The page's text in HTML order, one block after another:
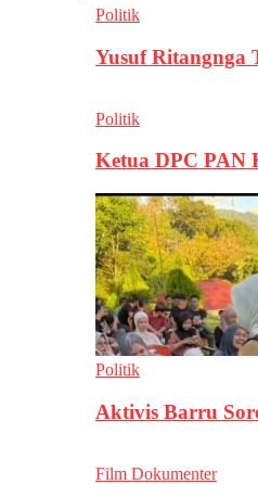
Politik
Yusuf Ritangnga
Politik
Ketua DPC PAN
Politik
Aktivis Barru
Film Dokumenter